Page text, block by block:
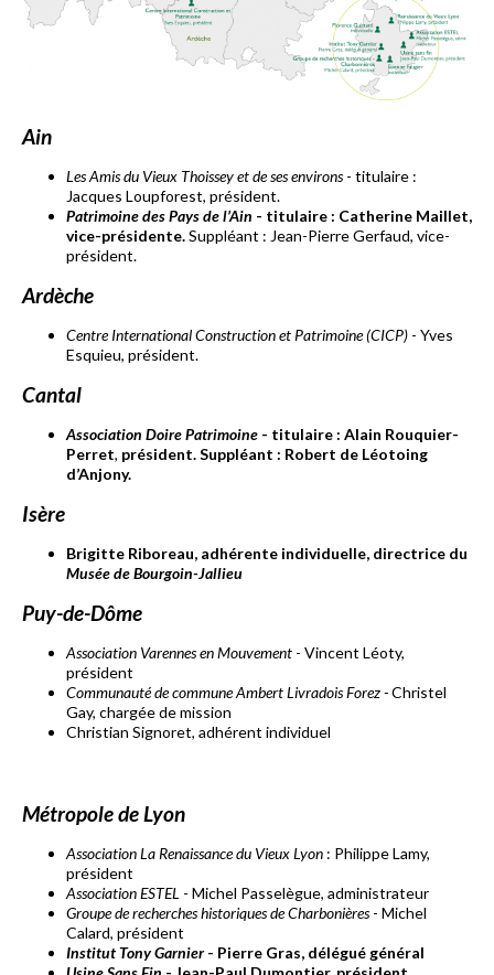
Ain
Les Amis du Vieux Thoissey et de ses environs- titulaire :
Jacques Loupforest, président.
Patrimoine des Pays de l’Ain - titulaire : Catherine Maillet,
vice-présidente.Suppléant : Jean-Pierre Gerfaud, vice-
président.
Ardèche
Centre International Construction et Patrimoine (CICP) - Yves
Esquieu, président.
Cantal
Association Doire Patrimoine - titulaire : Alain Rouquier-
Perret, président. Suppléant : Robert de Léotoing
d’Anjony.
Isère
Brigitte Riboreau, adhérente individuelle, directrice du
Musée de Bourgoin-Jallieu
Puy-de-Dôme
Association Varennes en Mouvement - Vincent Léoty,
président
Communauté de commune Ambert Livradois Forez-Christel
Gay, chargée de mission
Christian Signoret, adhérent individuel
Métropole de Lyon
Association La Renaissance du Vieux Lyon : Philippe Lamy,
président
Association ESTEL - Michel Passelègue, administrateur
Groupe de recherches historiques de Charbonières- Michel
Calard, président
Institut Tony Garnier- Pierre Gras, délégué général